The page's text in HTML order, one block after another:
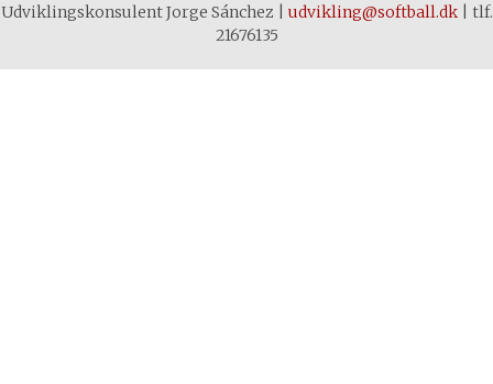
Udviklingskonsulent Jorge Sánchez
udvikling@softball.dk
tlf.
21676135